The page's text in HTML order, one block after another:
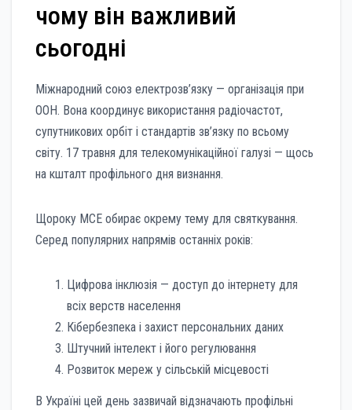
чому він важливий
сьогодні
Міжнародний союз електрозв’язку — організація при
ООН. Вона координує використання радіочастот,
супутникових орбіт і стандартів зв’язку по всьому
світу. 17 травня для телекомунікаційної галузі — щось
на кшталт профільного дня визнання.
Щороку МСЕ обирає окрему тему для святкування.
Серед популярних напрямів останніх років:
Цифрова інклюзія — доступ до інтернету для
всіх верств населення
Кібербезпека і захист персональних даних
Штучний інтелект і його регулювання
Розвиток мереж у сільській місцевості
В Україні цей день зазвичай відзначають профільні